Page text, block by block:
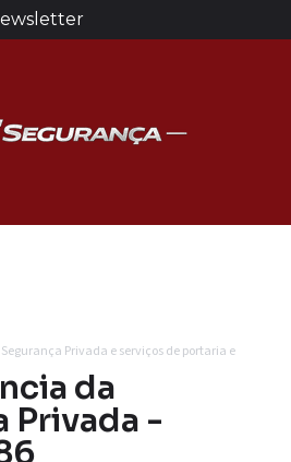
Privada e serviços de portaria e
da
Privada -